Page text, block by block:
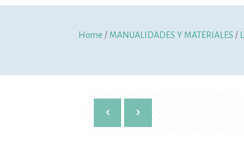
Home / MANUALIDADES Y MATERIALES /